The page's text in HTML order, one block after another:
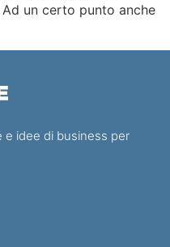
un certo punto anche
e idee di business per